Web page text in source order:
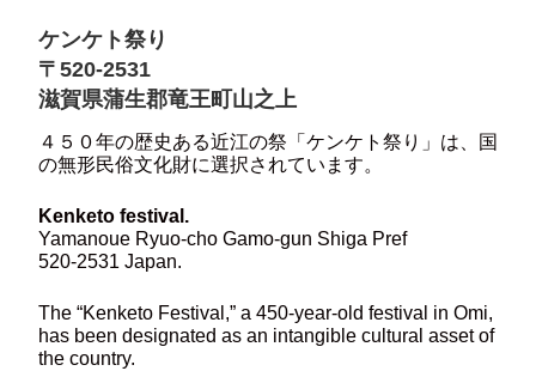
ケンケト祭り
〒520-2531
滋賀県蒲生郡竜王町山之上
４５０年の歴史ある近江の祭「ケンケト祭り」は、国
の無形民俗文化財に選択されています。
Kenketo festival.
Yamanoue Ryuo-cho Gamo-gun Shiga Pref
520-2531 Japan.
The “Kenketo Festival,” a 450-year-old festival in Omi,
has been designated as an intangible cultural asset of
the country.